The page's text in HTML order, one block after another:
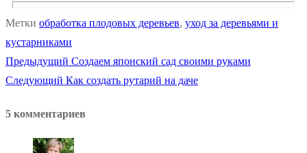
Метки обработка плодовых деревьев, уход за деревьями и
кустарниками
Навигация
записям
Предыдущий Предыдущая
запись:
Создаем японский сад своими руками
Следующий Следующая
Как создать рутарий на даче
5 комментариев